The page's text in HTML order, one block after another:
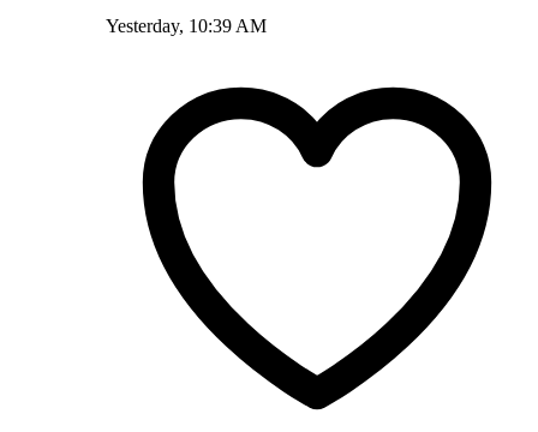
Yesterday, 10:39 AM